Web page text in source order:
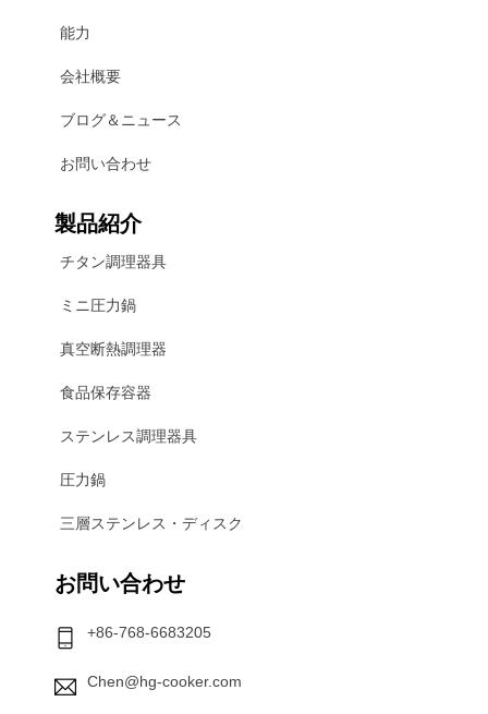
能力
会社概要
ブログ＆ニュース
お問い合わせ
製品紹介
チタン調理器具
ミニ圧力鍋
真空断熱調理器
食品保存容器
ステンレス調理器具
圧力鍋
三層ステンレス・ディスク
お問い合わせ
+86-768-6683205
Chen@hg-cooker.com